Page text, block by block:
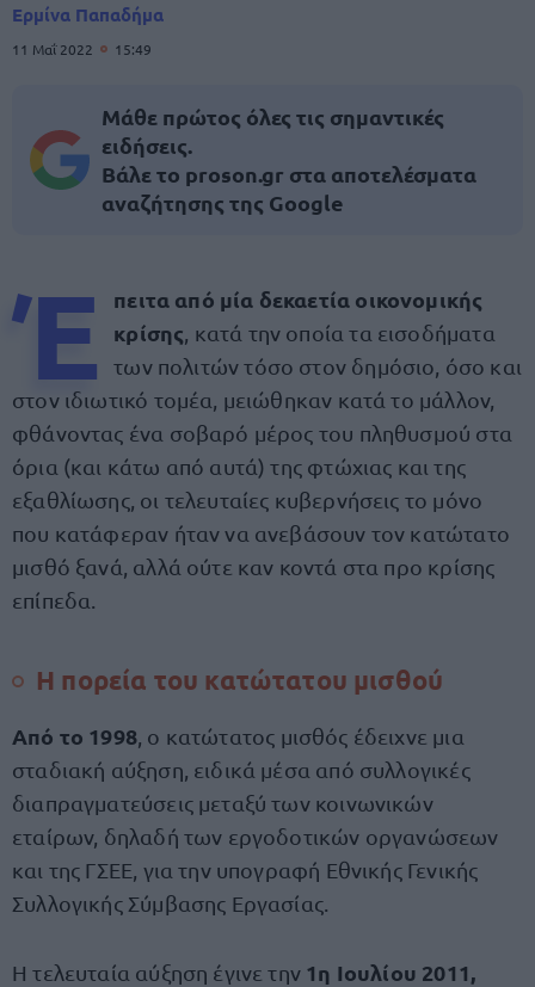
Ερμίνα Παπαδήμα
11 Μαΐ 2022 15:49
Μάθε πρώτος όλες τις σημαντικές
ειδήσεις.
Βάλε το proson.gr στα αποτελέσματα
αναζήτησης της Google
Έ
πειτα από μία δεκαετία οικονομικής
κρίσης , κατά την οποία τα εισοδήματα
των πολιτών τόσο στον δημόσιο, όσο και
στον ιδιωτικό τομέα, μειώθηκαν κατά το μάλλον,
φθάνοντας ένα σοβαρό μέρος του πληθυσμού στα
όρια (και κάτω από αυτά) της φτώχιας και της
εξαθλίωσης, οι τελευταίες κυβερνήσεις το μόνο
που κατάφεραν ήταν να ανεβάσουν τον κατώτατο
μισθό ξανά, αλλά ούτε καν κοντά στα προ κρίσης
επίπεδα.
Η πορεία του κατώτατου μισθού
Από το 1998, ο κατώτατος μισθός έδειχνε μια
σταδιακή αύξηση, ειδικά μέσα από συλλογικές
διαπραγματεύσεις μεταξύ των κοινωνικών
εταίρων, δηλαδή των εργοδοτικών οργανώσεων
και της ΓΣΕΕ, για την υπογραφή Εθνικής Γενικής
Συλλογικής Σύμβασης Εργασίας.
Η τελευταία αύξηση έγινε την 1η Ιουλίου 2011,